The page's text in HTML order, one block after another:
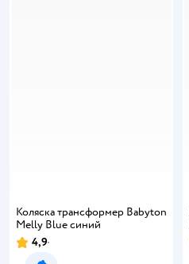
Коляска трансформер Babyton
Melly Blue синий
4,9